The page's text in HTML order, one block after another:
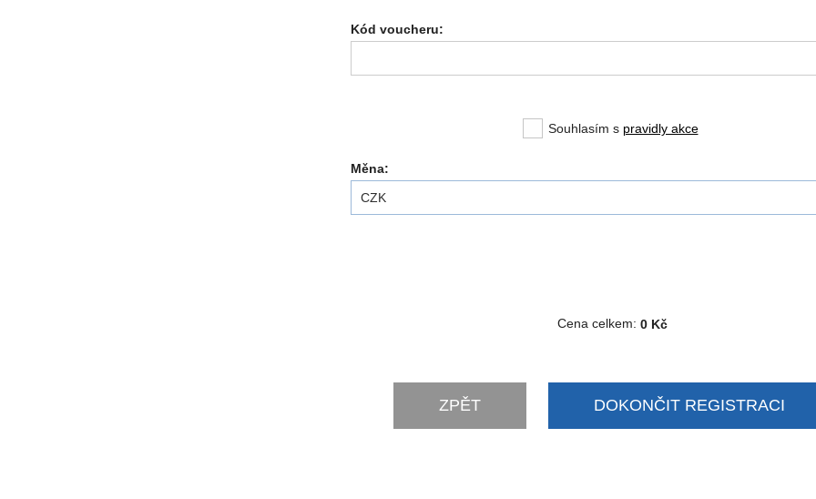
Kód voucheru:
Souhlasím s pravidly akce
Měna:
CZK
Cena celkem: 0 Kč
ZPĚT DOKONČIT REGISTRACI